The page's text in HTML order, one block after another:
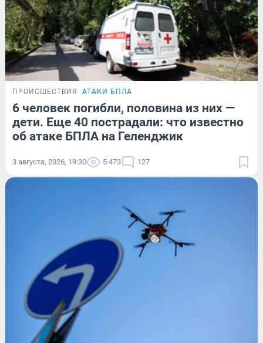
ПРОИСШЕСТВИЯ АТАКИ БПЛА
6 человек погибли, половина из них —
дети. Еще 40 пострадали: что известно
об атаке БПЛА на Геленджик
3 августа, 2026, 19:30 5 473 127